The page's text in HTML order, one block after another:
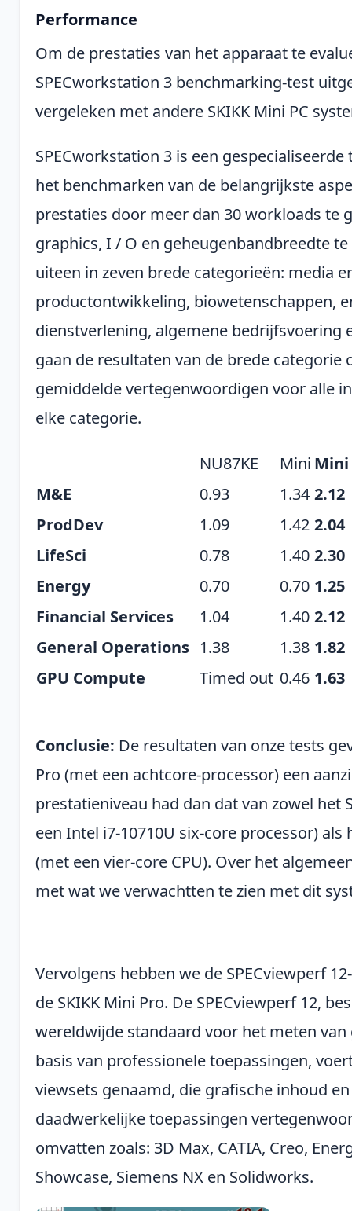
Performance
Om de prestaties van het apparaat te
SPECworkstation 3 benchmarking-test
vergeleken met andere SKIKK Mini PC
SPECworkstation 3 is een
het benchmarken van de belangrijkste
prestaties door meer dan 30 workloads te
graphics, I / O en geheugenbandbreedte
uiteen in zeven brede categorieën: media
productontwikkeling, biowetenschappen,
dienstverlening, algemene bedrijfsvoering
gaan de resultaten van de brede categorie
gemiddelde vertegenwoordigen voor alle
elke categorie.
NU87KE Mini Mini
M&E
0.93 1.34 2.12
ProdDev
1.09 1.42 2.04
LifeSci
0.78 1.40 2.30
Energy
0.70 0.70 1.25
Financial Services
1.04 1.40 2.12
General Operations 1.38 1.38 1.82
GPU Compute
Timed out 0.46 1.63
Conclusie: De resultaten van onze tests
Pro (met een achtcore-processor) een
prestatieniveau had dan dat van zowel het
een Intel i7-10710U six-core processor) als
(met een vier-core CPU). Over het
met wat we verwachtten te zien met dit
Vervolgens hebben we de SPECviewperf
de SKIKK Mini Pro. De SPECviewperf 12,
wereldwijde standaard voor het meten
basis van professionele toepassingen,
viewsets genaamd, die grafische inhoud
daadwerkelijke toepassingen
omvatten zoals: 3D Max, CATIA, Creo,
Showcase, Siemens NX en Solidworks.